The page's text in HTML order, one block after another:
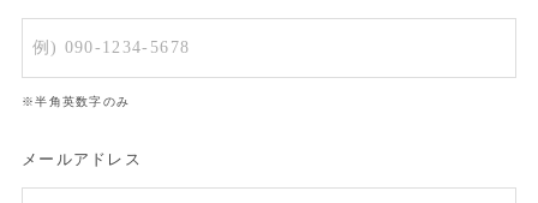
※半角英数字のみ
メールアドレス